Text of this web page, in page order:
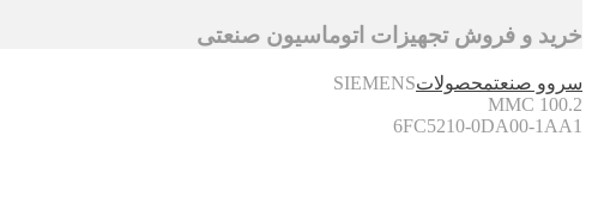
خرید و فروش تجهیزات اتوماسیون صنعتی
سروو صنعتمحصولاتSIEMENS
MMC 100.2
6FC5210-0DA00-1AA1